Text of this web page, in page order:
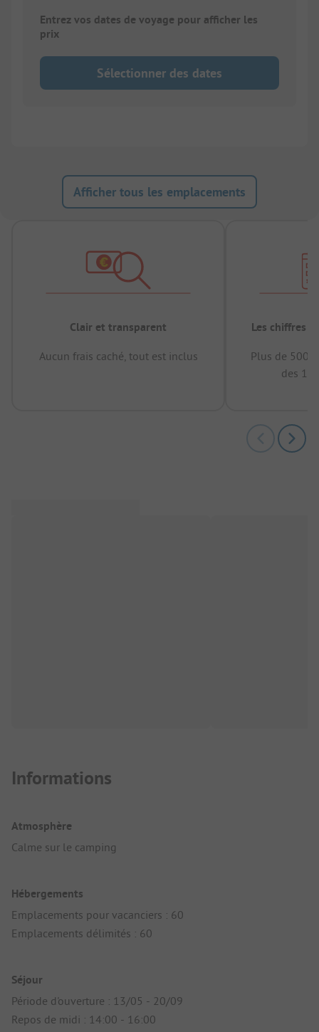
Entrez vos dates de voyage pour afficher les
prix
Sélectionner des dates
Afficher tous les emplacements
Clair et transparent
Aucun frais caché, tout est inclus
Les chiffres
Plus de
des 12
Informations
Atmosphère
Calme sur le camping
Hébergements
Emplacements pour vacanciers : 60
Emplacements délimités : 60
Séjour
Période d'ouverture : 13/05 - 20/09
Repos de midi : 14:00 - 16:00